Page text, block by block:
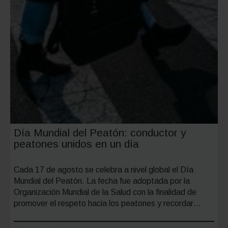
Día Mundial del Peatón: conductor y
peatones unidos en un día
Cada 17 de agosto se celebra a nivel global el Día
Mundial del Peatón. La fecha fue adoptada por la
Organización Mundial de la Salud con la finalidad de
promover el respeto hacia los peatones y recordar…